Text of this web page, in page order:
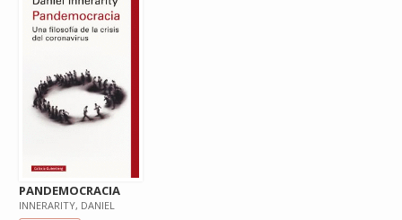
PANDEMOCRACIA
INNERARITY, DANIEL